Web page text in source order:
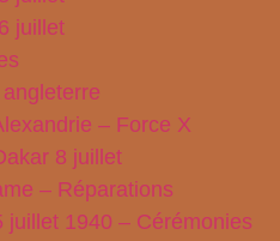
juillet
– Force X
8 juillet
– Réparations
juillet 1940 – Cérémonies